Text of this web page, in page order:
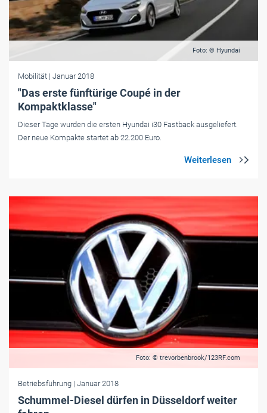
Foto: © Hyundai
Mobilität | Januar 2018
"Das erste fünftürige Coupé in der
Kompaktklasse"
Dieser Tage wurden die ersten Hyundai i30 Fastback ausgeliefert.
Der neue Kompakte startet ab 22.200 Euro.
Foto: © trevorbenbrook/123RF.com
Betriebsführung | Januar 2018
Schummel-Diesel dürfen in Düsseldorf weiter